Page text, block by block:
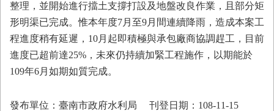
回
首
頁
市
府
整理，並開始進行擋土支撐打設及地盤改良作業，且部分矩
形明渠已完成。惟本年度7月至9月間連續降雨，造成本案工
程進度稍有延遲，10月起即積極與承包廠商協調趕工，目前
進度已超前達25%，未來仍持續加緊工程施作，以期能於
109年6月如期如質完成。
發布單位：臺南市政府水利局 刊登日期：108-11-15